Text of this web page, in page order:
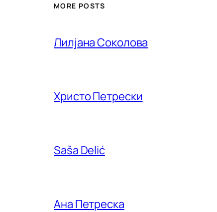
MORE POSTS
Лилjана Соколова
Христо Петрески
Saša Delić
Ана Петреска